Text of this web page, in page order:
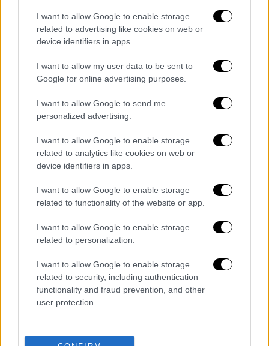
I want to allow Google to enable storage
related to advertising like cookies on web or
device identifiers in apps.
I want to allow my user data to be sent to
Google for online advertising purposes.
I want to allow Google to send me
personalized advertising.
I want to allow Google to enable storage
related to analytics like cookies on web or
device identifiers in apps.
I want to allow Google to enable storage
related to functionality of the website or app.
I want to allow Google to enable storage
related to personalization.
I want to allow Google to enable storage
related to security, including authentication
functionality and fraud prevention, and other
user protection.
Μιλώντας σήμερα στηναρμόδια
Επιτροπή
Βουλής, ο κ. Θεοδωρικάκος, τόνισε πως
«επιτελείται πολύ σημαντικό κοινωνικό
έργο σε αυτή την επιτροπή. Θέλω μάλιστα να
ευχαριστήσω για την σκέψη και την
Γεωργιάδη. Γιατί δεν υπάρχει τίποτα
σπουδαιότερο από την ανθρώπινη ζωή και
την υγεία, από το να προστατεύουμε τους
νέους ανθρώπους. Γιατί οι περισσότεροι που
οδηγούν, είναι κυρίως νέα παιδιά που
βρίσκονται σε ηλικία που αισθάνονται
άτρωτοι. Πρέπει να κάνουμε τα πάντα για να
ανταποκριθήκαμε αμέσως».
συνέχισε πως «αυτή
η πρωτοβουλία αξίζει να αγκαλιαστεί από
όλους. Είναι μια καλή ευκαιρία για μια
πανεθνική καμπάνια, να προσελκύσουμε το
όλοι, για την αυτονόητη συνήθεια ότι